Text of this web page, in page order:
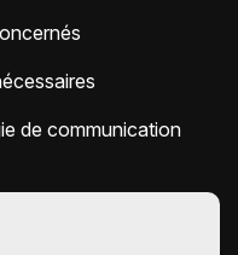
de communication